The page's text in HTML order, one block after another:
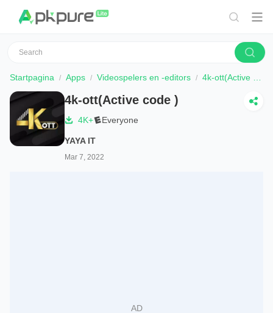
Startpagina Apps Videospelers en -editors 4k-ott(Active code )
4k-ott(Active code )
4K+ Everyone
YAYA IT
Mar 7, 2022